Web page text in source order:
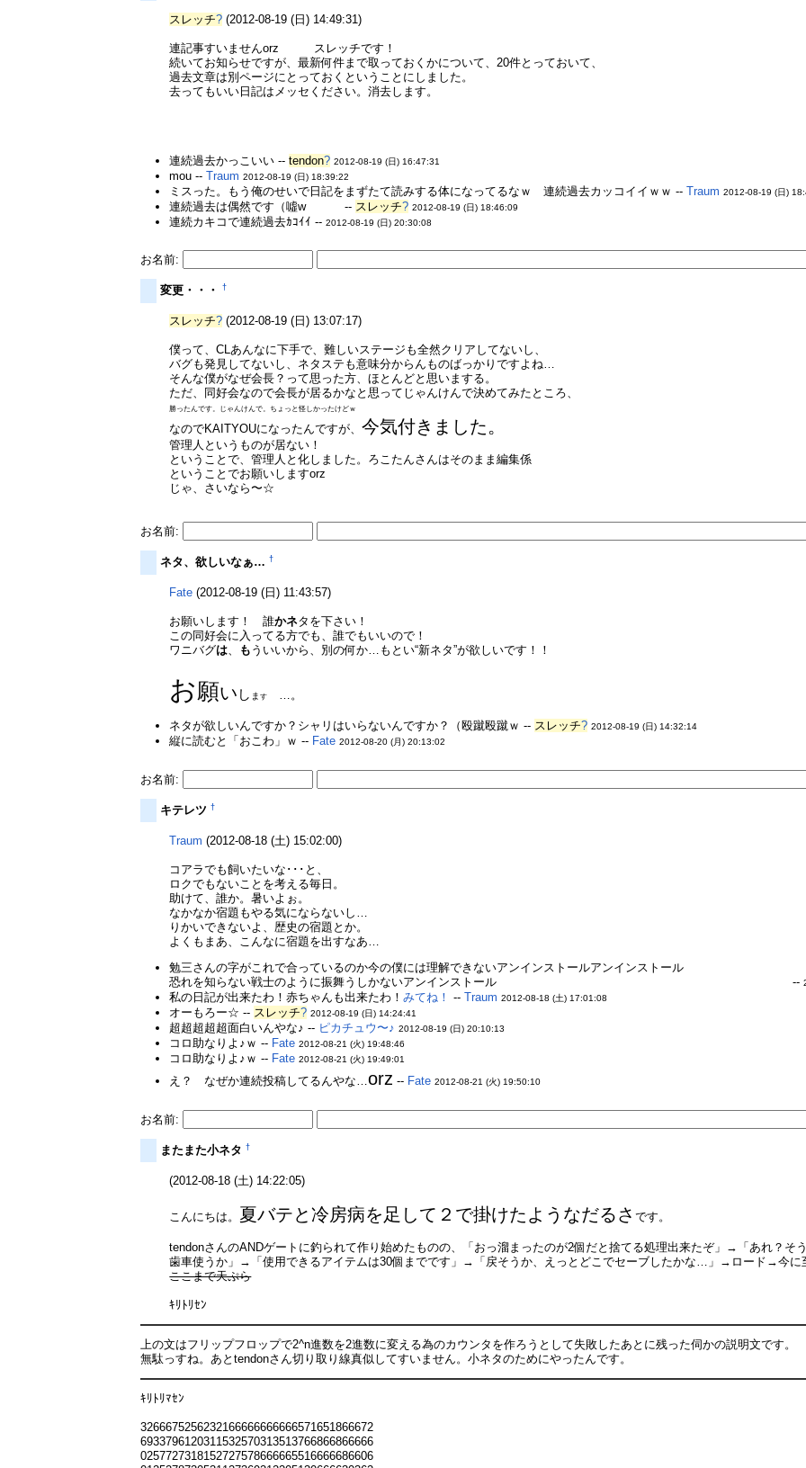
スレッチ? (2012-08-19 (日) 14:49:31)
連記事すいませんorz スレッチです！
続いてお知らせですが、最新何件まで取っておくかについて、20件とっておいて、
過去文章は別ページにとっておくということにしました。
去ってもいい日記はメッセください。消去します。
連続過去かっこいい --tendon? 2012-08-19 (日) 16:47:31
mou --Traum 2012-08-19 (日) 18:39:22
ミスった。もう俺のせいで日記をまずたて読みする体になってるなｗ 連続過去カッコイイｗｗ --Traum 2012-08-19 (日)
連続過去は偶然です（噓w -- スレッチ? 2012-08-19 (日) 18:46:09
連続カキコで連続過去ｶｺｲｲ --2012-08-19 (日) 20:30:08
お名前:
変更・・・†
スレッチ? (2012-08-19 (日) 13:07:17)
僕って、CLあんなに下手で、難しいステージも全然クリアしてないし、
バグも発見してないし、ネタステも意味分からんものばっかりですよね…
そんな僕がなぜ会長？って思った方、ほとんどと思いまする。
ただ、同好会なので会長が居るかなと思ってじゃんけんで決めてみたところ、
勝ったんです。じゃんけんで。ちょっと怪しかったけどｗ
なのでKAITYOUになったんですが、今気付きました。
管理人というものが居ない！
ということで、管理人と化しました。ろこたんさんはそのまま編集係
ということでお願いしますorz
じゃ、さいなら〜☆
お名前:
ネタ、欲しいなぁ…†
Fate (2012-08-19 (日) 11:43:57)
お願いします！ 誰かネタを下さい！
この同好会に入ってる方でも、誰でもいいので！
ワニバグは、 も ういいから、別の何か…もとい“新ネタ”が欲しいです！！
お願い し ます …。
ネタが欲しいんですか？シャリはいらないんですか？（殴蹴殴蹴ｗ -- スレッチ? 2012-08-19 (日) 14:32:14
縦に読むと「おこわ」ｗ -- Fate 2012-08-20 (月) 20:13:02
お名前:
キテレツ†
Traum (2012-08-18 (土) 15:02:00)
コアラでも飼いたいな･･･と、
ロクでもないことを考える毎日。
助けて、誰か。暑いよぉ。
なかなか宿題もやる気にならないし…
りかいできないよ、歴史の宿題とか。
よくもまあ、こんなに宿題を出すなあ…
勉三さんの字がこれで合っているのか今の僕には理解できないアンインストールアンインストール
恐れを知らない戦士のように振舞うしかないアンインストール
--
私の日記が出来たわ！赤ちゃんも出来たわ！みてね！ --Traum 2012-08-18 (土) 17:01:08
オーもろー☆ -- スレッチ? 2012-08-19 (日) 14:24:41
超超超超超面白いんやな♪ -- ピカチュウ〜♪ 2012-08-19 (日) 20:10:13
コロ助なりよ♪ｗ -- Fate 2012-08-21 (火) 19:48:46
コロ助なりよ♪ｗ -- Fate 2012-08-21 (火) 19:49:01
え？ なぜか連続投稿してるんやな…orz -- Fate 2012-08-21 (火) 19:50:10
お名前:
またまた小ネタ†
(2012-08-18 (土) 14:22:05)
こんにちは。 夏バテと冷房病を足して２で掛けたようなだるさです。
tendonさんのANDゲートに釣られて作り始めたものの、「おっ溜まったのが2個だと捨てる処理出来たぞ」→「あれ？
歯車使うか」→「使用できるアイテムは30個までです」→「戻そうか、えっとどこでセーブしたかな…」→ロード→今に
ここまで天ぷら
ｷﾘﾄﾘｾﾝ
上の文はフリップフロップで2^n進数を2進数に変える為のカウンタを作ろうとして失敗したあとに残った伺かの説明文です。
無駄っすね。あとtendonさん切り取り線真似してすいません。小ネタのためにやったんです。
ｷﾘﾄﾘﾏｾﾝ
3266675256232166666666666571651866672
6933796120311532570313513766866866666
0257727318152727578666665516666686606